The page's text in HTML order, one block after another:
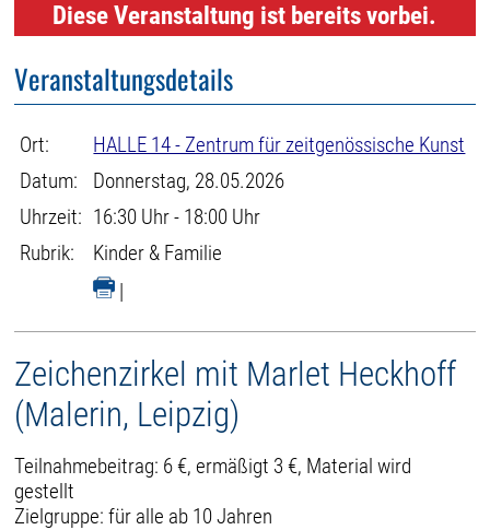
Diese Veranstaltung ist bereits vorbei.
Veranstaltungsdetails
Ort:
HALLE 14 - Zentrum für zeitgenössische Kunst
Datum:
Donnerstag, 28.05.2026
Uhrzeit: 16:30 Uhr - 18:00 Uhr
Rubrik:
Kinder & Familie
|
Zeichenzirkel mit Marlet Heckhoff
(Malerin, Leipzig)
Teilnahmebeitrag: 6 €, ermäßigt 3 €, Material wird
gestellt
Zielgruppe: für alle ab 10 Jahren